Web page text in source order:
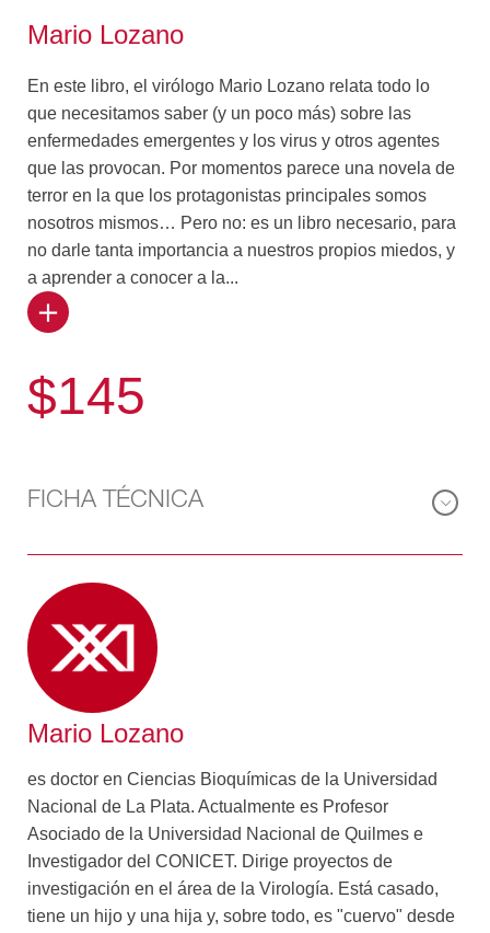
Mario Lozano
En este libro, el virólogo Mario Lozano relata todo lo
que necesitamos saber (y un poco más) sobre las
enfermedades emergentes y los virus y otros agentes
que las provocan. Por momentos parece una novela de
terror en la que los protagonistas principales somos
nosotros mismos… Pero no: es un libro necesario, para
no darle tanta importancia a nuestros propios miedos, y
a aprender a conocer a la...
s epidemias para saber cómo enfrentarlas.
$145
FICHA TÉCNICA
Mario Lozano
es doctor en Ciencias Bioquímicas de la Universidad
Nacional de La Plata. Actualmente es Profesor
Asociado de la Universidad Nacional de Quilmes e
Investigador del CONICET. Dirige proyectos de
investigación en el área de la Virología. Está casado,
tiene un hijo y una hija y, sobre todo, es "cuervo" desde